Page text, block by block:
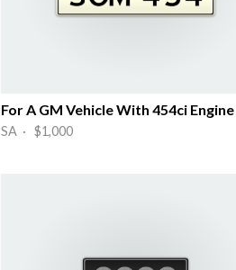
For A GM Vehicle With 454ci Engine
SA · $1,000